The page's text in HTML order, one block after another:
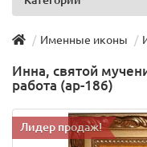
Именные иконы
Инна, святой
работа (ар-186)
Лидер продаж!